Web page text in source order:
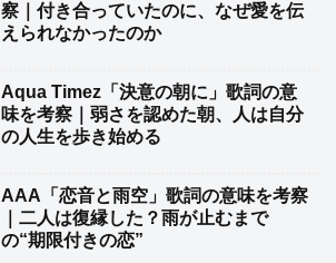
察｜付き合っていたのに、なぜ愛を伝
えられなかったのか
Aqua Timez「決意の朝に」歌詞の意
味を考察｜弱さを認めた朝、人は自分
の人生を歩き始める
AAA「恋音と雨空」歌詞の意味を考察
｜二人は復縁した？雨が止むまで
の“期限付きの恋”